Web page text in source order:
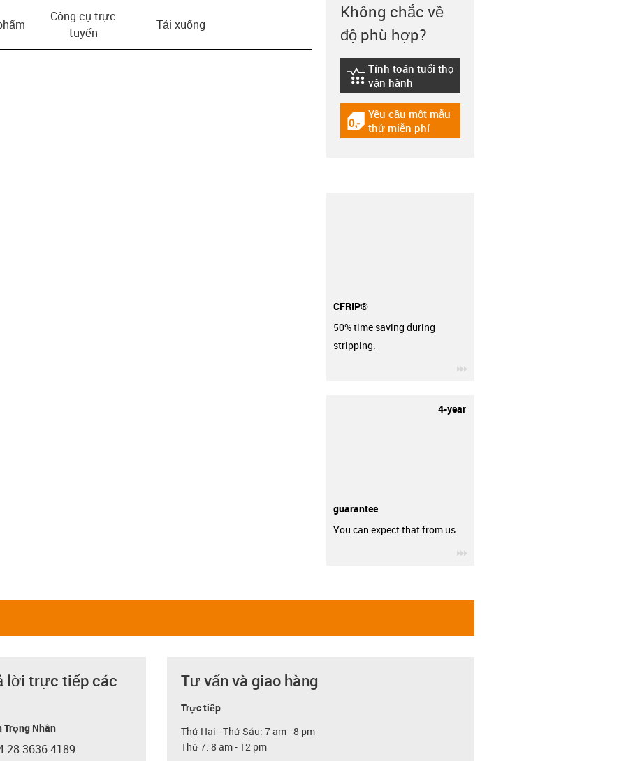
Công cụ trực
tuyến
Tải xuống
Không chắc về
độ phù hợp?
igus-icon-lebensdauerrechner
Tính toán tuổi thọ
vận hành
igus-icon-gratismuster
Yêu cầu một mẫu
thử miễn phí
CFRIP®
50% time saving during
stripping.
4-year
guarantee
You can expect that from us.
lời trực tiếp các
Trọng Nhân
phone
28 3636 4189
Tư vấn và giao hàng
Trực tiếp
Thứ Hai - Thứ Sáu: 7 am - 8 pm
Thứ 7: 8 am - 12 pm